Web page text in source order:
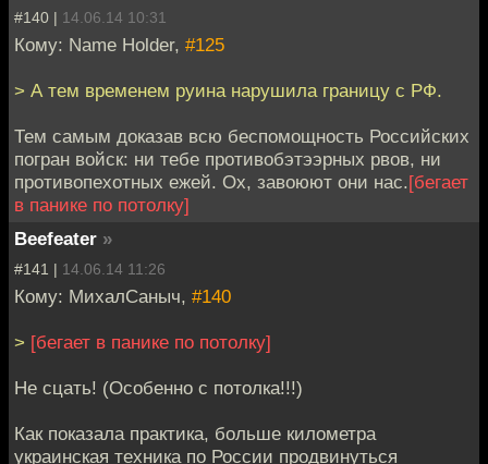
#140 | 14.06.14 10:31
Кому: Name Holder, #125
> А тем временем руина нарушила границу с РФ.
Тем самым доказав всю беспомощность Российских
погран войск: ни тебе противобэтээрных рвов, ни
противопехотных ежей. Ох, завоюют они нас.[бегает
в панике по потолку]
Beefeater »
#141 | 14.06.14 11:26
Кому: МихалСаныч, #140
> [бегает в панике по потолку]
Не сцать! (Особенно с потолка!!!)
Как показала практика, больше километра
украинская техника по России продвинуться